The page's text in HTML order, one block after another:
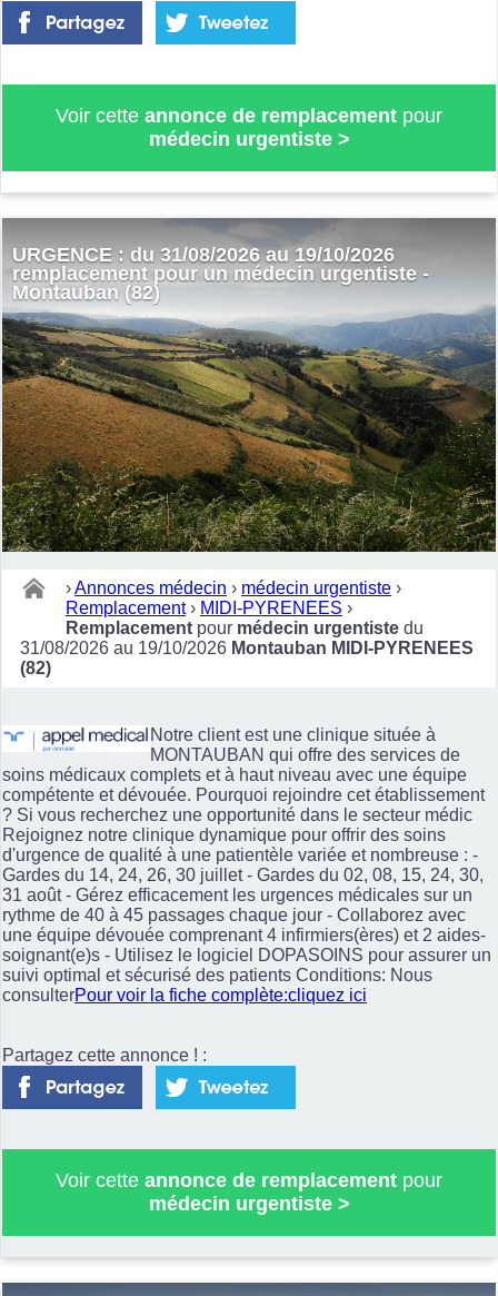
Voir cette annonce de remplacement pour
médecin urgentiste>
URGENCE : du 31/08/2026 au 19/10/2026
remplacement pour un médecin urgentiste -
Montauban (82)
›Annonces médecin › médecin urgentiste ›
Remplacement › MIDI-PYRENEES ›
Remplacement pour médecin urgentiste du
31/08/2026 au 19/10/2026 Montauban MIDI-PYRENEES
(82)
Notre client est une clinique située à
MONTAUBAN qui offre des services de
soins médicaux complets et à haut niveau avec une équipe
compétente et dévouée. Pourquoi rejoindre cet établissement
? Si vous recherchez une opportunité dans le secteur médic
Rejoignez notre clinique dynamique pour offrir des soins
d'urgence de qualité à une patientèle variée et nombreuse : -
Gardes du 14, 24, 26, 30 juillet - Gardes du 02, 08, 15, 24, 30,
31 août - Gérez efficacement les urgences médicales sur un
rythme de 40 à 45 passages chaque jour - Collaborez avec
une équipe dévouée comprenant 4 infirmiers(ères) et 2 aides-
soignant(e)s - Utilisez le logiciel DOPASOINS pour assurer un
suivi optimal et sécurisé des patients Conditions: Nous
consulterPour voir la fiche complète:cliquez ici
Partagez cette annonce ! :
Voir cette annonce de remplacement pour
médecin urgentiste>